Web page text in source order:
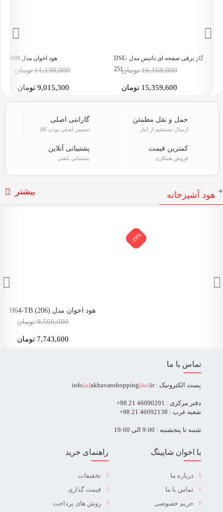
گاز برقی صفحه ای داتیس مدل DSE-
251
16,168,000 تومان
15,359,600 تومان
هود اخوان مدل H89
11,130,000 تومان
9,015,300 تومان
حمل و نقل مطمئن
ارسال مستقیم از انبار
گارانتی اصلی
تضمین اصلی بودن کالا
کمترین قیمت
فروش همکاری
پشتیبانی آنلاین
پشتیبانی تلفنی
+ بیشتر هود آشپزخانه
هود اخوان مدل H64-TB (206)
-19%
9,560,000 تومان
7,743,600 تومان
تماس با ما
پست الکترونیک : info [at]akhavanshopping[dot]ir
دفتر مرکزی : 46090291 21 98+
شعبه غرب : 46092138 21 98+
شنبه تا پنجشنبه : 9:00 الی 19:00
راهنمای خرید
تخفیفات
قیمت گذاری
روش های پرداخت
با اخوان شاپینگ
درباره ما
تماس با ما
حریم خصوصی